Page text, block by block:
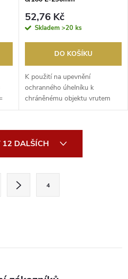
52,76 Kč
Skladem >20 ks
DO KOŠÍKU
K použití na upevnění
ochranného úhelníku k
chráněnému objektu vrutem
nebo pomocí hmoždinky.
12 DALŠÍCH
4